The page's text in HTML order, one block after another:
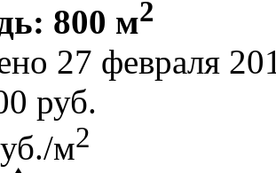
800 м2
27 февраля
руб.
м2